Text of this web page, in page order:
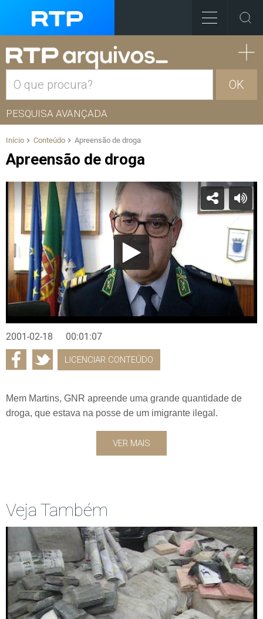
OK
PESQUISA AVANÇADA
Início Conteúdo Apreensão de droga
Apreensão de droga
2001-02-18 00:01:07
LICENCIAR CONTEÚDO
Mem Martins, GNR apreende uma grande quantidade de
droga, que estava na posse de um imigrante ilegal.
VER MAIS
Veja Também